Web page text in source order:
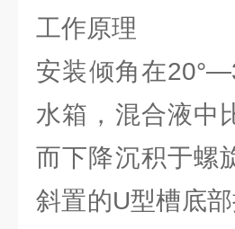
工作原理
安装倾角在
水箱，混合液中
而下降沉积于螺
斜置的U型槽底